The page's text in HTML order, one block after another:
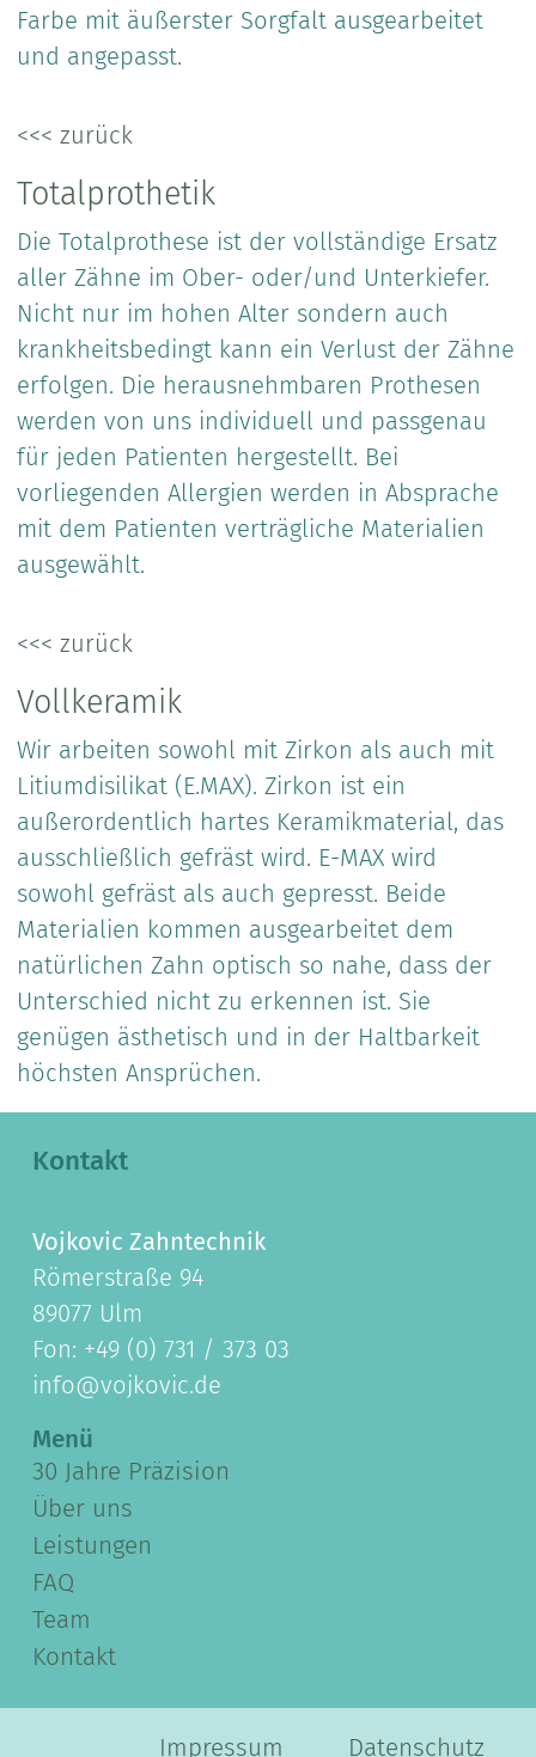
Farbe mit äußerster Sorgfalt ausgearbeitet
und angepasst.
<<< zurück
Totalprothetik
Die Totalprothese ist der vollständige Ersatz
aller Zähne im Ober- oder/und Unterkiefer.
Nicht nur im hohen Alter sondern auch
krankheitsbedingt kann ein Verlust der Zähne
erfolgen. Die herausnehmbaren Prothesen
werden von uns individuell und passgenau
für jeden Patienten hergestellt. Bei
vorliegenden Allergien werden in Absprache
mit dem Patienten verträgliche Materialien
ausgewählt.
<<< zurück
Vollkeramik
Wir arbeiten sowohl mit Zirkon als auch mit
Litiumdisilikat (E.MAX). Zirkon ist ein
außerordentlich hartes Keramikmaterial, das
ausschließlich gefräst wird. E-MAX wird
sowohl gefräst als auch gepresst. Beide
Materialien kommen ausgearbeitet dem
natürlichen Zahn optisch so nahe, dass der
Unterschied nicht zu erkennen ist. Sie
genügen ästhetisch und in der Haltbarkeit
höchsten Ansprüchen.
Kontakt
Vojkovic Zahntechnik
Römerstraße 94
89077 Ulm
Fon: +49 (0) 731 / 373 03
info@vojkovic.de
Menü
30 Jahre Präzision
Über uns
Leistungen
FAQ
Team
Kontakt
Impressum Datenschutz